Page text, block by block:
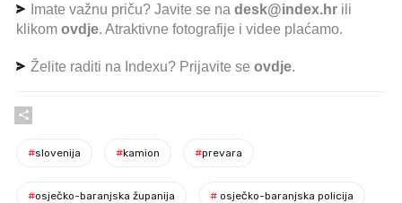
Imate važnu priču? Javite se na desk@index.hr ili
klikom ovdje. Atraktivne fotografije i videe plaćamo.
Želite raditi na Indexu? Prijavite se ovdje.
#slovenija #kamion #prevara
#osječko-baranjska županija # osječko-baranjska policija